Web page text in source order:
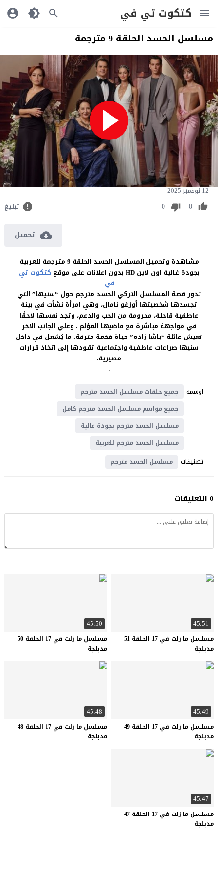
كتكوت تي في
مسلسل الحسد الحلقة 9 مترجمة
12 نوفمبر 2025
0
0 تبليغ
تحميل
مشاهدة وتحميل المسلسل الحسد الحلقة 9 مترجمة للعربية
بجودة غالية اون لاين HD بدون اعلانات على موقع
كتكوت تي
في
تدور قصة المسلسل التركي الحسد مترجم حول “سنيها” التي
تجسدها شخصيتها أوزغو نامال، وهي امرأة نشأت في بيئة
عاطفية قاحلة، محرومة من الحب والدعم، وتجد نفسها لاحقًا
في مواجهة مباشرة مع ماضيها المؤلم . وعلي الجانب الاخر
تعيش عائلة “باشا زاده” حياة فخمة مترفة، ما يُشعل في داخل
سنيها صراعات عاطفية واجتماعية تقودها إلى اتخاذ قرارات
مصيرية.
.
اوسمة
جميع حلقات مسلسل الحسد مترجم
جميع مواسم مسلسل الحسد مترجم كامل
مسلسل الحسد مترجم بجودة عالية
مسلسل الحسد مترجم للعربية
تصنيفات مسلسل الحسد مترجم
0 التعليقات
45:51
مسلسل ما زلت في 17 الحلقة 51
مدبلجة
45:50
مسلسل ما زلت في 17 الحلقة 50
مدبلجة
45:49
مسلسل ما زلت في 17 الحلقة 49
مدبلجة
45:48
مسلسل ما زلت في 17 الحلقة 48
مدبلجة
45:47
مسلسل ما زلت في 17 الحلقة 47
مدبلجة